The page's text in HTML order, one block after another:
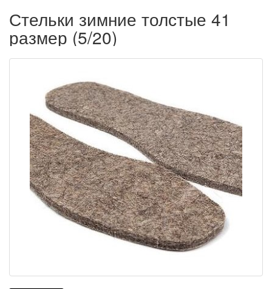
Стельки зимние толстые 41
размер (5/20)